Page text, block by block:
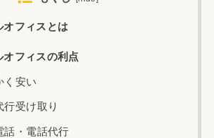
オフィスとは
オフィスの利点
く安い
行受け取り
話・電話代行